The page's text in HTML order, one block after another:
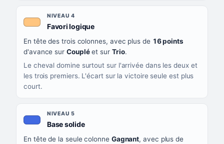
NIVEAU 4
Favori logique, couleur orange clair
En tête des trois colonnes, avec plus de 16 points
d'avance sur Coupléet sur Trio.
Le cheval domine surtout sur l'arrivée dans les deux et
les trois premiers. L'écart sur la victoire seule est plus
court.
NIVEAU 5
Base solide, couleur bleu roi
En tête de la seule colonne Gagnant, avec plus de